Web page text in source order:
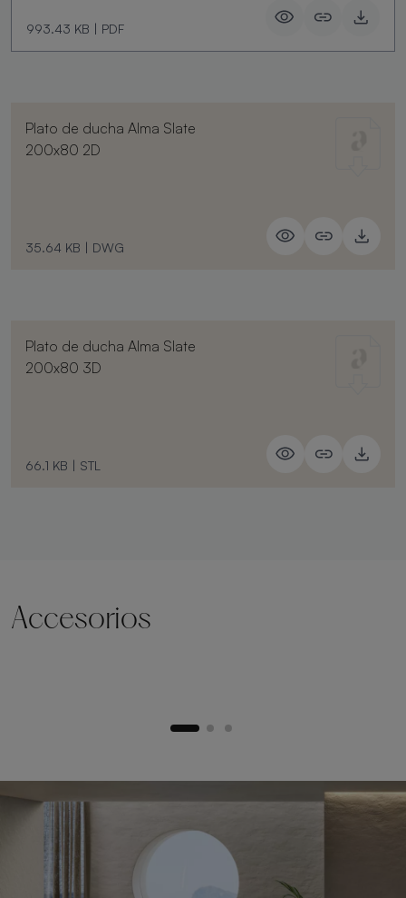
993.43 KB | PDF
Plato de ducha Alma Slate
200x80 2D
35.64 KB | DWG
Plato de ducha Alma Slate
200x80 3D
66.1 KB | STL
Accesorios